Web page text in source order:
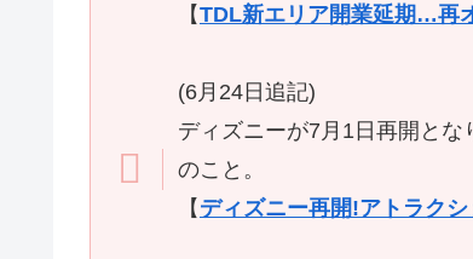
【TDL新エリア開業延期…再
(6月24日追記)
ディズニーが7月1日再開と
のこと。
【 ディズニー再開!アトラク